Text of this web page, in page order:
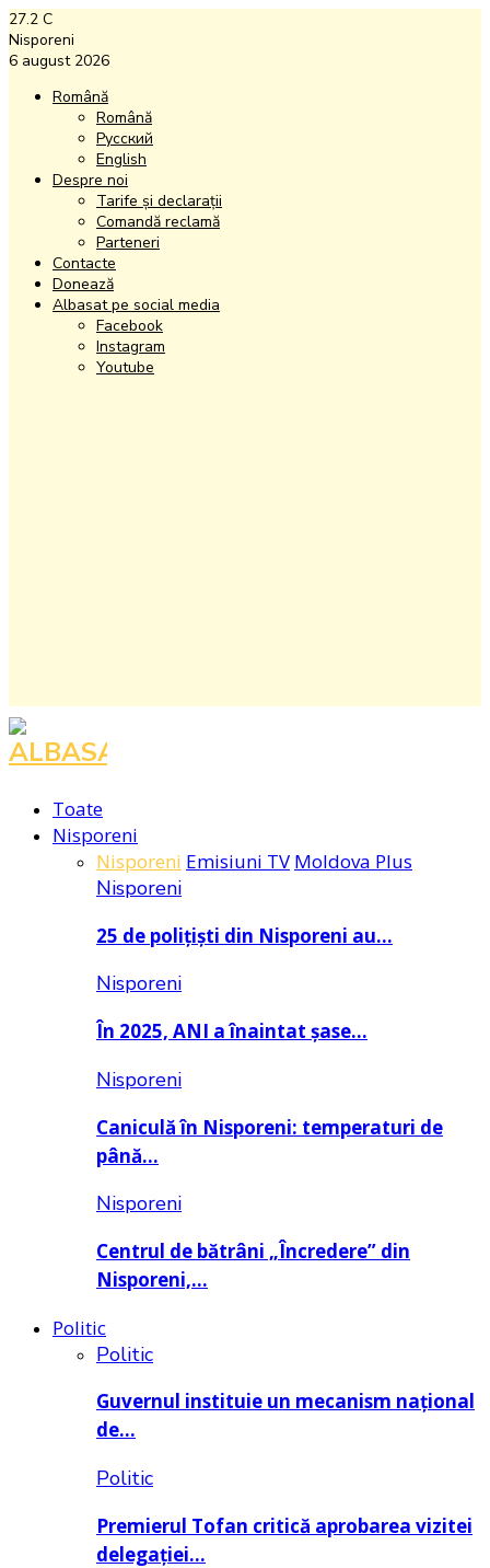
27.2 C
Nisporeni
6 august 2026
Română
Română
Русский
English
Despre noi
Tarife și declarații
Comandă reclamă
Parteneri
Contacte
Donează
Albasat pe social media
Facebook
Instagram
Youtube
Facebook
Instagram
Youtube
Toate
Nisporeni
Nisporeni Emisiuni TV Moldova Plus
Nisporeni
25 de polițiști din Nisporeni au…
Nisporeni
În 2025, ANI a înaintat șase…
Nisporeni
Caniculă în Nisporeni: temperaturi de
până…
Nisporeni
Centrul de bătrâni „Încredere” din
Nisporeni,…
Politic
Politic
Guvernul instituie un mecanism național
de…
Politic
Premierul Tofan critică aprobarea vizitei
delegației…